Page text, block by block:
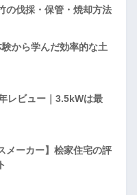
の伐採・保管・焼却方法
験から学んだ効率的な土
レビュー｜3.5kWは最
メーカー】桧家住宅の評